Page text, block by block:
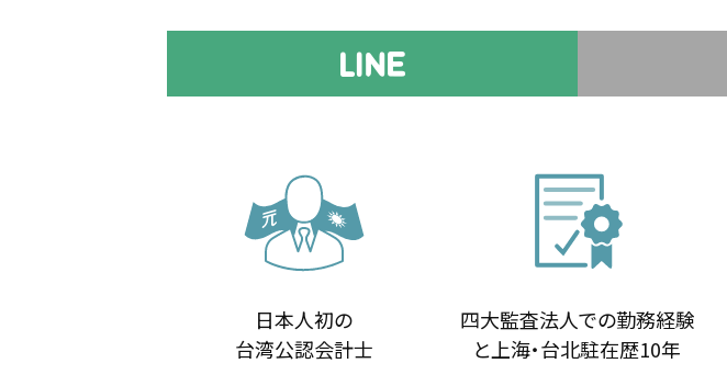
日本人初の
台湾公認会計士
四大監査法人での勤務経験
と上海・台北駐在歴10年